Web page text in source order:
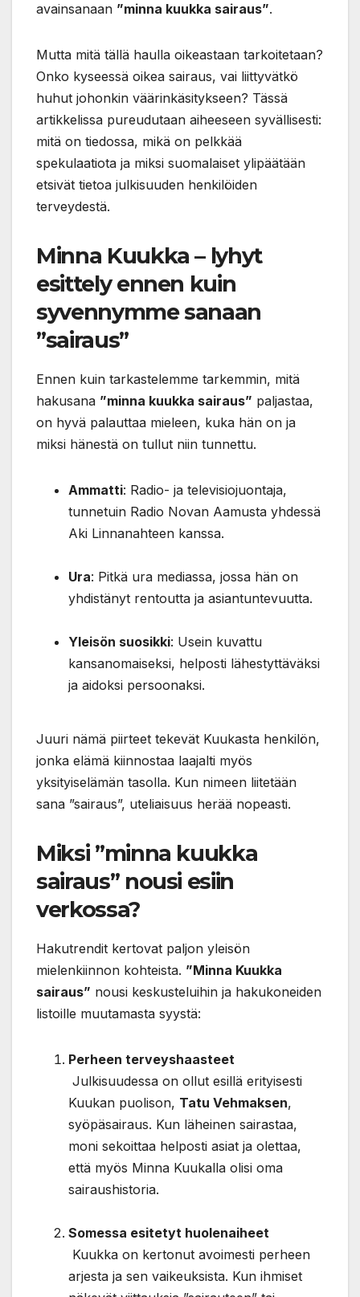
avainsanaan ”minna kuukka sairaus”.
Mutta mitä tällä haulla oikeastaan tarkoitetaan?
Onko kyseessä oikea sairaus, vai liittyvätkö
huhut johonkin väärinkäsitykseen? Tässä
artikkelissa pureudutaan aiheeseen syvällisesti:
mitä on tiedossa, mikä on pelkkää
spekulaatiota ja miksi suomalaiset ylipäätään
etsivät tietoa julkisuuden henkilöiden
terveydestä.
Minna Kuukka – lyhyt
esittely ennen kuin
syvennymme sanaan
”sairaus”
Ennen kuin tarkastelemme tarkemmin, mitä
hakusana ”minna kuukka sairaus” paljastaa,
on hyvä palauttaa mieleen, kuka hän on ja
miksi hänestä on tullut niin tunnettu.
Ammatti: Radio- ja televisiojuontaja,
tunnetuin Radio Novan Aamusta yhdessä
Aki Linnanahteen kanssa.
Ura: Pitkä ura mediassa, jossa hän on
yhdistänyt rentoutta ja asiantuntevuutta.
Yleisön suosikki: Usein kuvattu
kansanomaiseksi, helposti lähestyttäväksi
ja aidoksi persoonaksi.
Juuri nämä piirteet tekevät Kuukasta henkilön,
jonka elämä kiinnostaa laajalti myös
yksityiselämän tasolla. Kun nimeen liitetään
sana ”sairaus”, uteliaisuus herää nopeasti.
Miksi ”minna kuukka
sairaus” nousi esiin
verkossa?
Hakutrendit kertovat paljon yleisön
mielenkiinnon kohteista. ”Minna Kuukka
sairaus” nousi keskusteluihin ja hakukoneiden
listoille muutamasta syystä:
Perheen terveyshaasteet
Julkisuudessa on ollut esillä erityisesti
Kuukan puolison, Tatu Vehmaksen,
syöpäsairaus. Kun läheinen sairastaa,
moni sekoittaa helposti asiat ja olettaa,
että myös Minna Kuukalla olisi oma
sairaushistoria.
Somessa esitetyt huolenaiheet
Kuukka on kertonut avoimesti perheen
arjesta ja sen vaikeuksista. Kun ihmiset